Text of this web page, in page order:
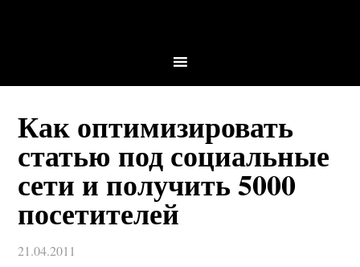
Как оптимизировать
статью под социальные
сети и получить 5000
посетителей
21.04.2011